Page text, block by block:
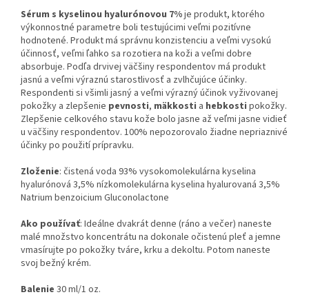
Sérum s kyselinou hyalurónovou 7%je produkt, ktorého
výkonnostné parametre boli testujúcimi veľmi pozitívne
hodnotené. Produkt má správnu konzistenciu a veľmi vysokú
účinnosť, veľmi ľahko sa rozotiera na koži a veľmi dobre
absorbuje. Podľa drvivej väčšiny respondentov má produkt
jasnú a veľmi výraznú starostlivosť a zvlhčujúce účinky.
Respondenti si všimli jasný a veľmi výrazný účinok vyživovanej
pokožky a zlepšenie pevnosti, mäkkosti a hebkosti pokožky.
Zlepšenie celkového stavu kože bolo jasne až veľmi jasne vidieť
u väčšiny respondentov. 100% nepozorovalo žiadne nepriaznivé
účinky po použití prípravku.
Zloženie: čistená voda 93% vysokomolekulárna kyselina
hyalurónová 3,5% nízkomolekulárna kyselina hyalurovaná 3,5%
Natrium benzoicium Gluconolactone
Ako používať: Ideálne dvakrát denne (ráno a večer) naneste
malé množstvo koncentrátu na dokonale očistenú pleť a jemne
vmasírujte po pokožky tváre, krku a dekoltu. Potom naneste
svoj bežný krém.
Balenie 30 ml/1 oz.